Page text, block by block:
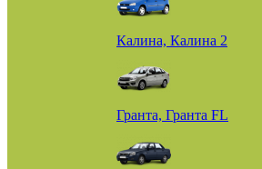
Калина, Калина 2
Гранта, Гранта FL